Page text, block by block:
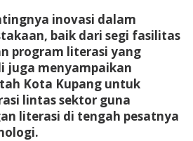
inovasi dalam
baik dari segi fasilitas
program literasi yang
juga menyampaikan
Kota Kupang untuk
lintas sektor guna
literasi di tengah pesatnya